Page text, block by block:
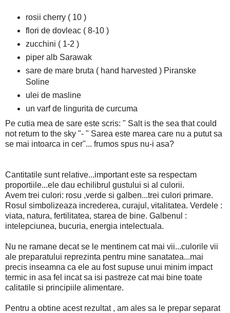
rosii cherry ( 10 )
flori de dovleac ( 8-10 )
zucchini ( 1-2 )
piper alb Sarawak
sare de mare bruta ( hand harvested ) Piranske
Soline
ulei de masline
un varf de lingurita de curcuma
Pe cutia mea de sare este scris: " Salt is the sea that could
not return to the sky "- " Sarea este marea care nu a putut sa
se mai intoarca in cer"... frumos spus nu-i asa?
Cantitatile sunt relative...important este sa respectam
proportiile...ele dau echilibrul gustului si al culorii.
Avem trei culori: rosu ,verde si galben...trei culori primare.
Rosul simbolizeaza increderea, curajul, vitalitatea. Verdele :
viata, natura, fertilitatea, starea de bine. Galbenul :
intelepciunea, bucuria, energia intelectuala.
Nu ne ramane decat se le mentinem cat mai vii...culorile vii
ale preparatului reprezinta pentru mine sanatatea...mai
precis inseamna ca ele au fost supuse unui minim impact
termic in asa fel incat sa isi pastreze cat mai bine toate
calitatile si principiile alimentare.
Pentru a obtine acest rezultat , am ales sa le prepar separat